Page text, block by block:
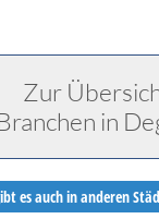
Zur
in
es auch in anderen